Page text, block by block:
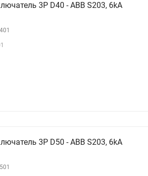
3P D40 - ABB S203, 6kA
3P D50 - ABB S203, 6kA